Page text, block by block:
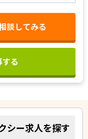
談してみる
る
シー求人を探す